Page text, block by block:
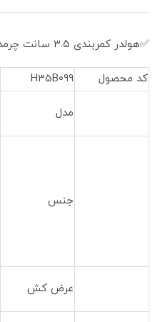
✅هولدر کمربندی ۳.۵ سانت چرمدوزی
کد محصول H35B099
مدل
جنس
عرض کش